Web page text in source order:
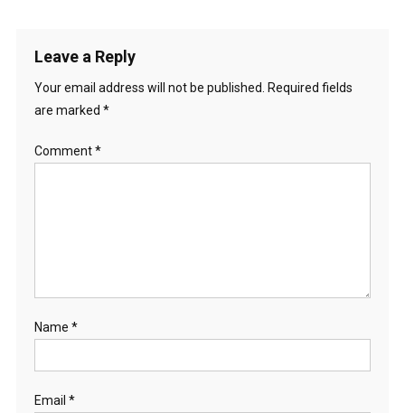
Leave a Reply
Your email address will not be published.
Required fields
are marked *
Comment*
Name *
Email *